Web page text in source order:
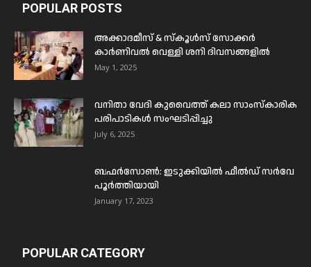
POPULAR POSTS
അക്കാദമീസ് & സ്കൂൾസ് സോക്കർ
കാർണിവൽ വെള്ളി ശനി ദിവസങ്ങളിൽ
May 1, 2025
വനിതാ വേദി കുവൈത്ത് കലാ സാംസ്കാരിക
പരിപാടികൾ സംഘടിപ്പിച്ചു
July 6, 2025
ബഫര്‍സോണ്‍: ഇടുക്കിയില്‍ ഫീല്‍ഡ് സര്‍വേ
പൂര്‍ത്തിയായി
January 17, 2023
POPULAR CATEGORY